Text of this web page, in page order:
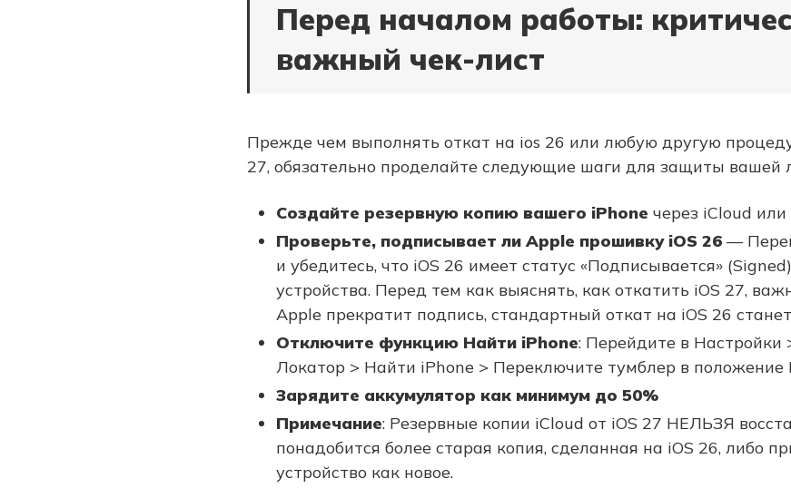
Перед началом работы:
важный чек-лист
Прежде чем выполнять откат на ios 26 или любую другую
27, обязательно проделайте следующие шаги для защиты вашей
Создайте резервную копию вашего iPhone через iCloud
Проверьте, подписывает ли Apple прошивку iOS 26 —
и убедитесь, что iOS 26 имеет статус «Подписывается»
устройства. Перед тем как выяснять, как откатить iOS 27,
Apple прекратит подпись, стандартный откат на iOS 26
Отключите функцию Найти iPhone: Перейдите в
Локатор > Найти iPhone > Переключите тумблер в
Зарядите аккумулятор как минимум до 50%
Примечание: Резервные копии iCloud от iOS 27 НЕЛЬЗЯ
понадобится более старая копия, сделанная на iOS 26, либо
устройство как новое.